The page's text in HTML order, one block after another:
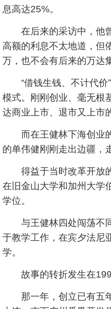
息高达25%。
在后来的采访中，他
高额的利息不太地道，但
万，也不会有后来的万达
“借钱生钱、不计代价”
模式。刚刚创业、毫无根
达商业上市、退市又上市
而在王健林下海创业
的单伟健刚刚走出边疆，
得益于当时改革开放的
在旧金山大学和加州大学
学位。
与王健林四处闯荡不
于教学工作，在宾夕法尼
学。
故事的转折发生在
那一年，创立已有五年